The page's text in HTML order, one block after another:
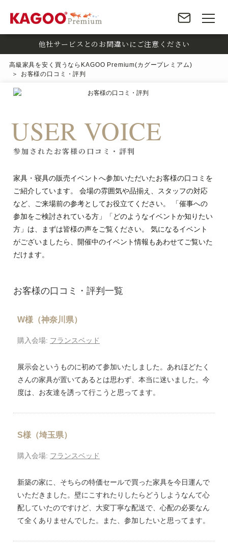
他社サービスとのお間違いにご注意ください
高級家具を安く買うならKAGOO Premium(カグープレミアム)
お客様の口コミ・評判
USER VOICE
参加されたお客様の口コミ・評判
家具・寝具の販売イベントへ参加いただいたお客様の口コミを
ご紹介しています。 会場の雰囲気や品揃え、スタッフの対応
など、ご来場前の参考としてお役立てください。 「催事への
参加をご検討されている方」「どのようなイベントか知りたい
方」は、まずは皆様の声をご覧ください。 気になるイベント
がございましたら、開催中のイベント情報もあわせてご覧いた
だけます。
お客様の口コミ・評判一覧
W様（神奈川県）
購入会場: フランスベッド
展示会というものに初めて参加いたしました。あれほどたく
さんの家具が置いてあるとは思わず、本当に迷いました。今
度は、お友達を誘って行こうと思ってます。
S様（埼玉県）
購入会場: フランスベッド
新築の家に、そちらの特価セールで買った家具を今日運んで
いただきました。壁にこすれたりしたらどうしようなんて心
配していたのですけど、大変丁寧な配送で、心配の必要なん
て全くありませんでした。また、参加したいと思ってます。